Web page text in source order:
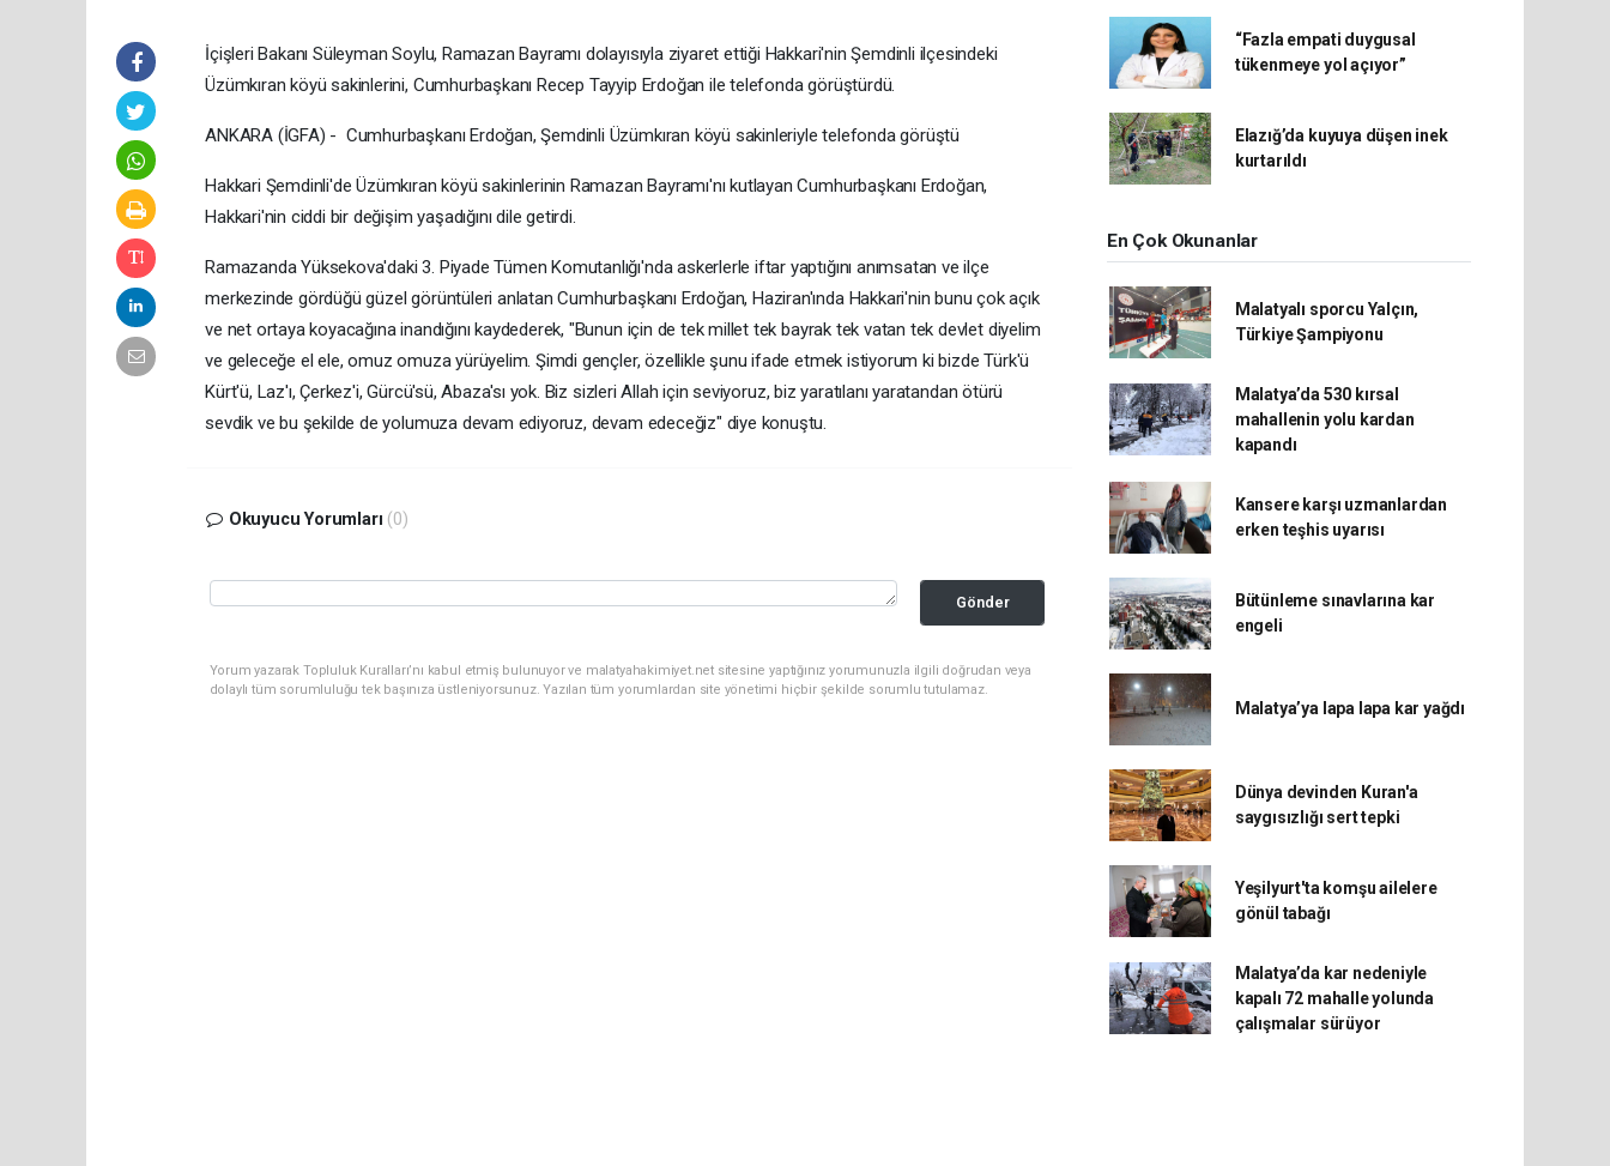
İçişleri Bakanı Süleyman Soylu, Ramazan Bayramı dolayısıyla ziyaret ettiği Hakkari'nin Şemdinli ilçesindeki
Üzümkıran köyü sakinlerini, Cumhurbaşkanı Recep Tayyip Erdoğan ile telefonda görüştürdü.
ANKARA (İGFA) - Cumhurbaşkanı Erdoğan, Şemdinli Üzümkıran köyü sakinleriyle telefonda görüştü
Hakkari Şemdinli'de Üzümkıran köyü sakinlerinin Ramazan Bayramı'nı kutlayan Cumhurbaşkanı Erdoğan,
Hakkari'nin ciddi bir değişim yaşadığını dile getirdi.
Ramazanda Yüksekova'daki 3. Piyade Tümen Komutanlığı'nda askerlerle iftar yaptığını anımsatan ve ilçe
merkezinde gördüğü güzel görüntüleri anlatan Cumhurbaşkanı Erdoğan, Haziran'ında Hakkari'nin bunu çok açık
ve net ortaya koyacağına inandığını kaydederek, "Bunun için de tek millet tek bayrak tek vatan tek devlet diyelim
ve geleceğe el ele, omuz omuza yürüyelim. Şimdi gençler, özellikle şunu ifade etmek istiyorum ki bizde Türk'ü
Kürt'ü, Laz'ı, Çerkez'i, Gürcü'sü, Abaza'sı yok. Biz sizleri Allah için seviyoruz, biz yaratılanı yaratandan ötürü
sevdik ve bu şekilde de yolumuza devam ediyoruz, devam edeceğiz" diye konuştu.
Okuyucu Yorumları (0)
Gönder
Yorum yazarak Topluluk Kuralları’nı kabul etmiş bulunuyor ve malatyahakimiyet.net sitesine yaptığınız yorumunuzla ilgili doğrudan veya
dolaylı tüm sorumluluğu tek başınıza üstleniyorsunuz. Yazılan tüm yorumlardan site yönetimi hiçbir şekilde sorumlu tutulamaz.
“Fazla empati duygusal
tükenmeye yol açıyor”
Elazığ’da kuyuya düşen inek
kurtarıldı
En Çok Okunanlar
Malatyalı sporcu Yalçın,
Türkiye Şampiyonu
Malatya’da 530 kırsal
mahallenin yolu kardan
kapandı
Kansere karşı uzmanlardan
erken teşhis uyarısı
Bütünleme sınavlarına kar
engeli
Malatya’ya lapa lapa kar yağdı
Dünya devinden Kuran'a
saygısızlığı sert tepki
Yeşilyurt'ta komşu ailelere
gönül tabağı
Malatya’da kar nedeniyle
kapalı 72 mahalle yolunda
çalışmalar sürüyor